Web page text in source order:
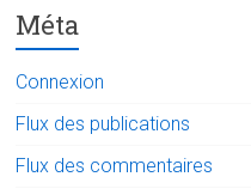
Méta
Connexion
Flux des publications
Flux des commentaires